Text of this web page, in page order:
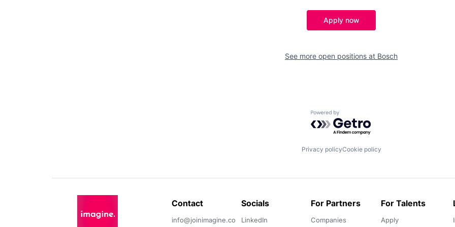
Apply now
See more open positions at Bosch
Powered by Getro.com
Privacy policyCookie policy
Contact
info@joinimagine.co
Socials
LinkedIn
For Partners
Companies
For Talents
Apply